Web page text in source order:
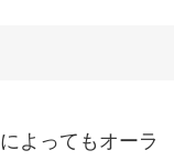
よってもオーラ